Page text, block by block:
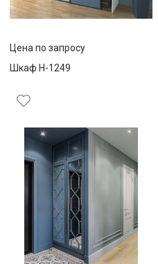
Цена по запросу
Шкаф Н-1249